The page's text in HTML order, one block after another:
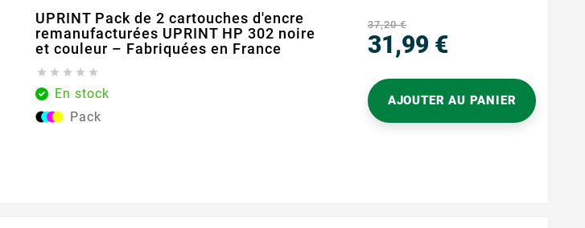
UPRINT Pack de 2 cartouches d'encre
remanufacturées UPRINT HP 302 noire
et couleur – Fabriquées en France
    
En stock
Pack
37,20 €
31,99 €
AJOUTER AU PANIER